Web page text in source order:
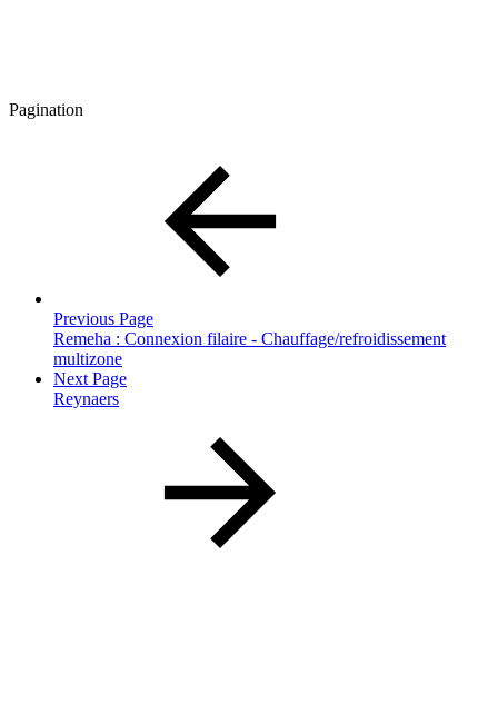
Pagination
Previous Page
Remeha : Connexion filaire - Chauffage/refroidissement
multizone
Next Page
Reynaers